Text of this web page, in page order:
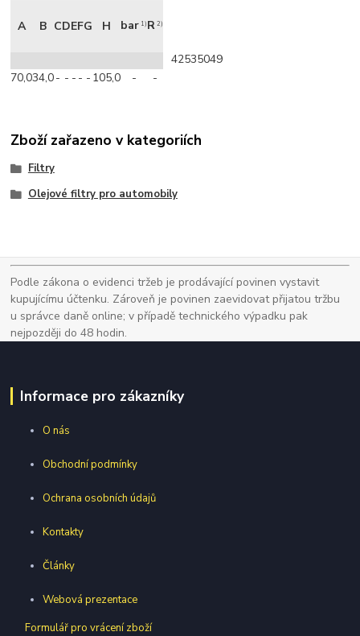
A B CDEFG H bar 1)R2)
70,034,0- - - - - 105,0 - -
42535049
Zboží zařazeno v kategoriích
Filtry
Olejové filtry pro automobily
Podle zákona o evidenci tržeb je prodávající povinen vystavit
kupujícímu účtenku. Zároveň je povinen zaevidovat přijatou tržbu
u správce daně online; v případě technického výpadku pak
nejpozději do 48 hodin.
Informace pro zákazníky
O nás
Obchodní podmínky
Ochrana osobních údajů
Kontakty
Články
Webová prezentace
Formulář pro vrácení zboží